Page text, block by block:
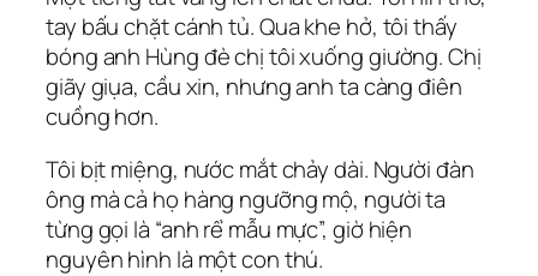
tay bấu chặt cánh tủ. Qua khe hở, tôi thấy
bóng anh Hùng đè chị tôi xuống giường. Chị
giãy giụa, cầu xin, nhưng anh ta càng điên
cuồng hơn.
Tôi bịt miệng, nước mắt chảy dài. Người đàn
ông mà cả họ hàng ngưỡng mộ, người ta
từng gọi là “anh rể mẫu mực”, giờ hiện
nguyên hình là một con thú.